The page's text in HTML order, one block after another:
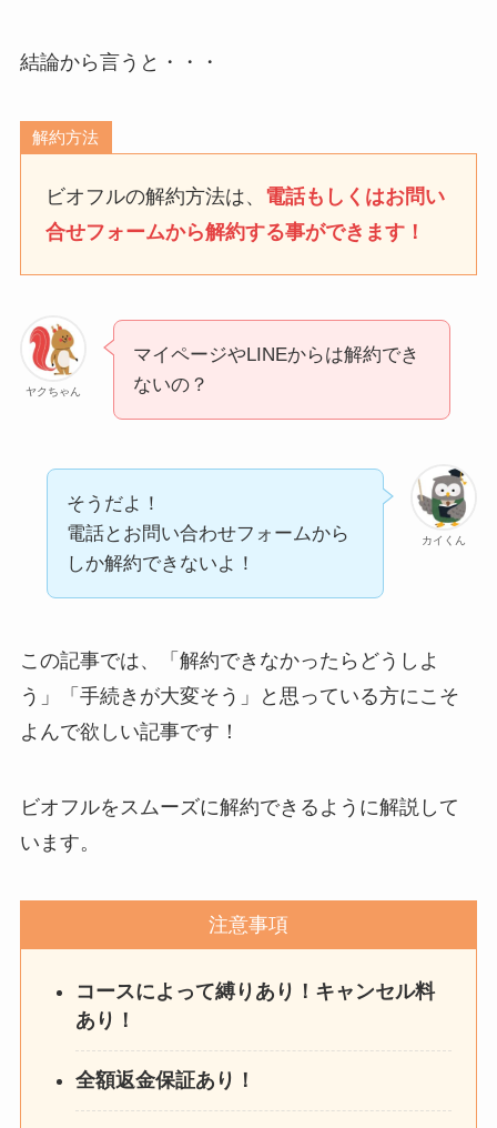
タイミングを詳しく解
説！
ユンス美容液の解約まと
ニューZの解約まとめ！
電話が繋がらない時の裏
解約できない？バロニー
を電話から解約する方法
を完全攻略
結論から言うと・・・
解約方法
ビオフルの解約方法は、 電話もしくはお問い
合せフォームから解約する事ができます！
ヤクちゃん
マイページやLINEからは解約でき
ないの？
カイくん
そうだよ！
電話とお問い合わせフォームから
しか解約できないよ！
この記事では、「解約できなかったらどうしよ
う」「手続きが大変そう」と思っている方にこそ
よんで欲しい記事です！
ビオフルをスムーズに解約できるように解説して
います。
注意事項
コースによって縛りあり！キャンセル料
あり！
全額返金保証あり！